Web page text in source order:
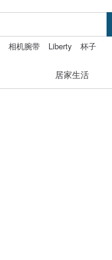
相机腕带 Liberty
杯子
居家生活